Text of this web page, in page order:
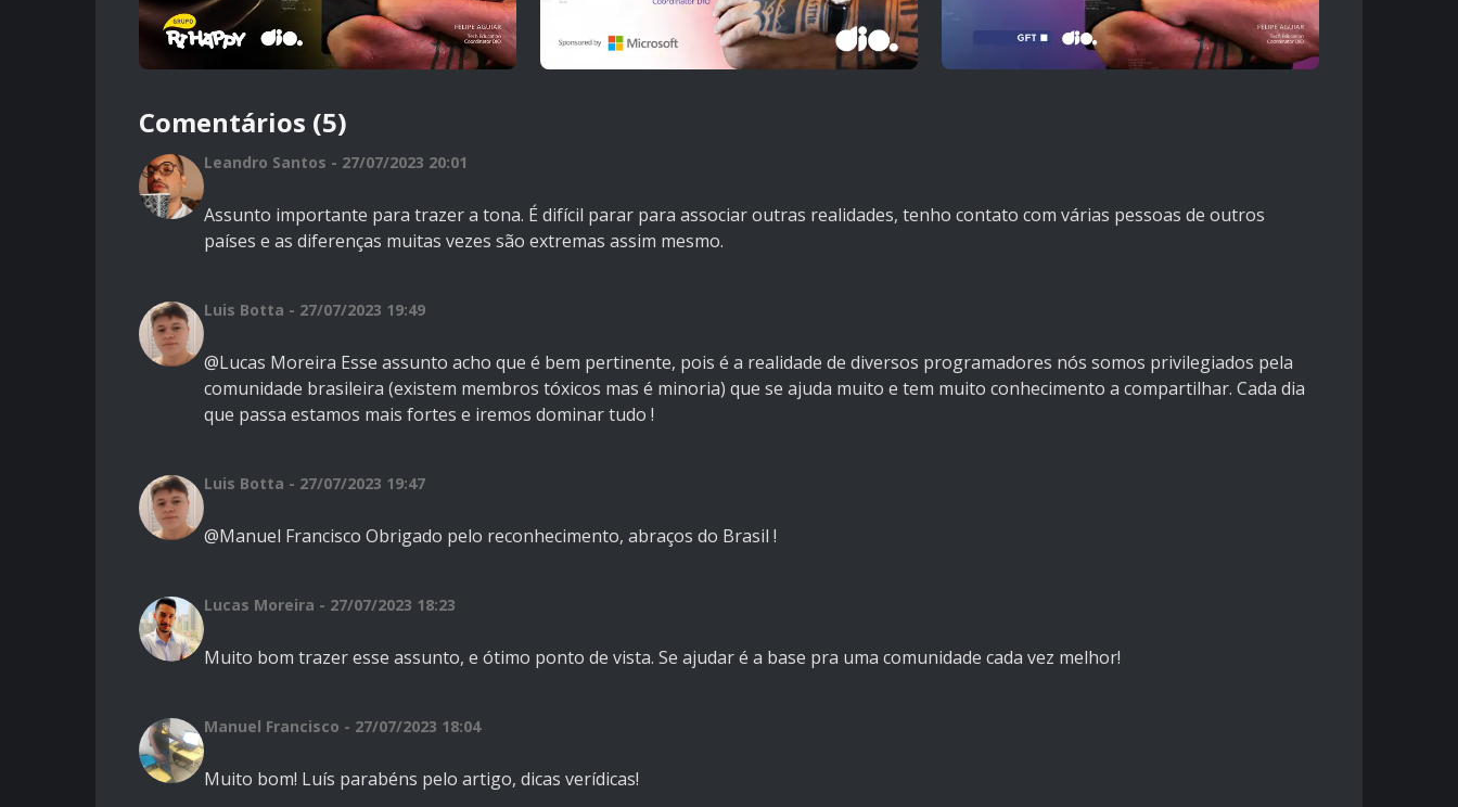
Comentários (5)
Leandro Santos - 27/07/2023 20:01
Assunto importante para trazer a tona. É difícil parar para associar outras realidades, tenho contato com várias pessoas de outros
países e as diferenças muitas vezes são extremas assim mesmo.
Luis Botta - 27/07/2023 19:49
@Lucas Moreira Esse assunto acho que é bem pertinente, pois é a realidade de diversos programadores nós somos privilegiados pela
comunidade brasileira (existem membros tóxicos mas é minoria) que se ajuda muito e tem muito conhecimento a compartilhar. Cada dia
que passa estamos mais fortes e iremos dominar tudo !
Luis Botta - 27/07/2023 19:47
@Manuel Francisco Obrigado pelo reconhecimento, abraços do Brasil !
Lucas Moreira - 27/07/2023 18:23
Muito bom trazer esse assunto, e ótimo ponto de vista. Se ajudar é a base pra uma comunidade cada vez melhor!
Manuel Francisco - 27/07/2023 18:04
Muito bom! Luís parabéns pelo artigo, dicas verídicas!